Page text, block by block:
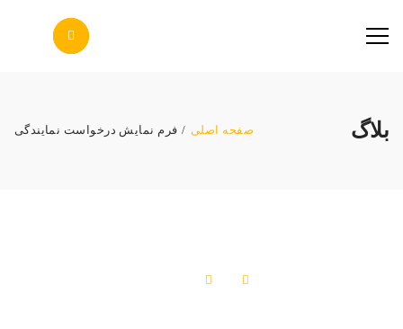
بلاگ صفحه اصلی / فرم نمایش درخواست نمایندگی